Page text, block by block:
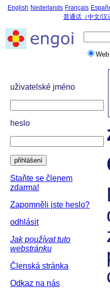
English Nederlands Français
普通话（中文/汉
Web
uživatelské jméno
heslo
přihlášení
Staňte se členem
zdarma!
Zapomněli jste heslo?
odhlásit
Jak používat tuto
webstránku
Členská stránka
Odkaz na nás